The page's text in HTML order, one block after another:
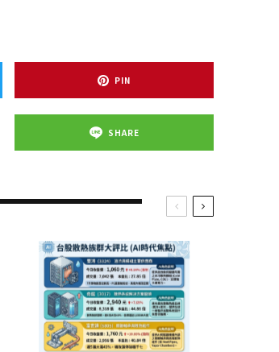
PIN
SHARE